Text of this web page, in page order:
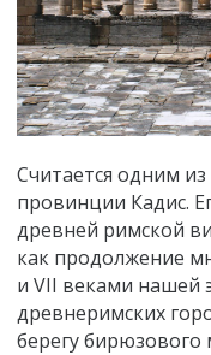
Считается одним
провинции Кадис.
древней римской
как продолжение
и VII веками нашей
древнеримских
берегу бирюзового